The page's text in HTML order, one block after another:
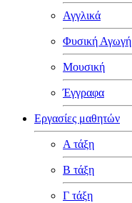
Αγγλικά
Φυσική Αγωγή
Μουσική
Έγγραφα
Εργασίες μαθητών
Α τάξη
Β τάξη
Γ τάξη